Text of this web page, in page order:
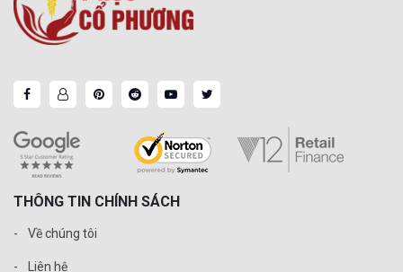
THÔNG TIN CHÍNH SÁCH
Về chúng tôi
Liên hệ